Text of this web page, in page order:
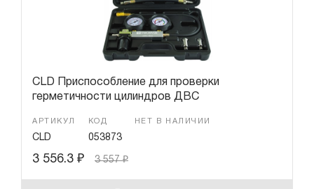
CLD Приспособление для проверки
герметичности цилиндров ДВС
АРТИКУЛ
CLD
КОД
053873
НЕТ В НАЛИЧИИ
3 556.3 ₽ 3 557₽